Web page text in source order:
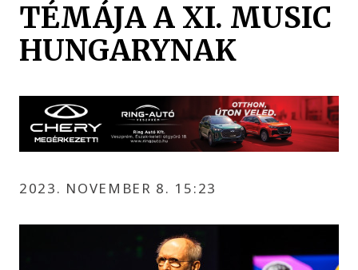
TÉMÁJA A XI. MUSIC
HUNGARYNAK
2023. NOVEMBER 8. 15:23